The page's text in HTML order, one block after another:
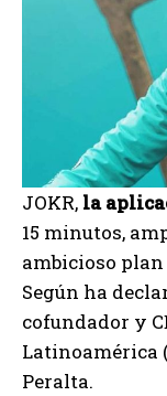
JOKR, la
15 minutos,
ambicioso
Según ha
cofundador y
Latinoamérica
Peralta.